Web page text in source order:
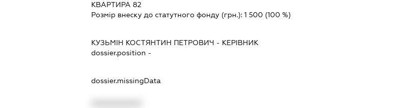
КВАРТИРА 82
Розмір внеску до статутного фонду (грн.):1 500 (100 %)
КУЗЬМІН КОСТЯНТИН ПЕТРОВИЧ - КЕРІВНИК
dossier.position -
dossier.missingData